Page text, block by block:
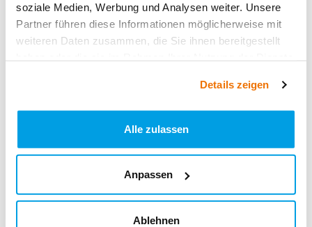
soziale Medien, Werbung und Analysen weiter. Unsere
Partner führen diese Informationen möglicherweise mit
weiteren Daten zusammen, die Sie ihnen bereitgestellt
Details zeigen
Alle zulassen
Anpassen
Ablehnen